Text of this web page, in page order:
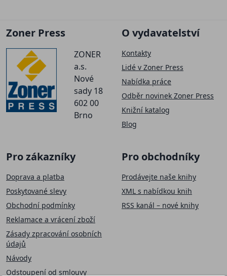
Zoner Press
ZONER
a.s.
Nové
sady 18
602 00
Brno
O vydavatelství
Kontakty
Lidé v Zoner Press
Nabídka práce
Odběr novinek Zoner Press
Knižní katalog
Blog
Pro zákazníky
Doprava a platba
Poskytované slevy
Obchodní podmínky
Reklamace a vrácení zboží
Zásady zpracování osobních
údajů
Návody
Odstoupení od smlouvy
Pro obchodníky
Prodávejte naše knihy
XML s nabídkou knih
RSS kanál – nové knihy